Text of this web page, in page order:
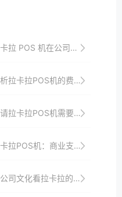
拉 POS 机在公司收款中的应用
拉卡拉POS机的费率模式
卡拉POS机需要哪些资质？一文详解
拉POS机：商业支付的先锋
司文化看拉卡拉的发展